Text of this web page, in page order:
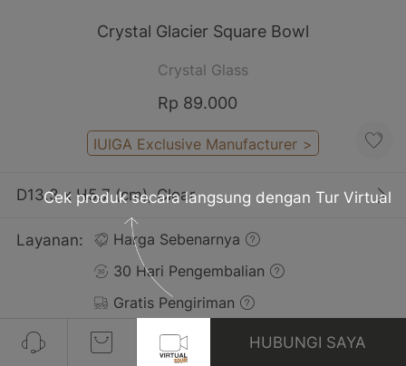
Crystal Glacier Square Bowl
Crystal Glass
Rp 89.000
IUIGA Exclusive Manufacturer >
D13.3 x H5.7 (cm), Clear
Layanan:
Harga Sebenarnya
30 Hari Pengembalian
Gratis Pengiriman
Ulasan(4)
HUBUNGI SAYA
Cek produk secara langsung dengan Tur Virtual